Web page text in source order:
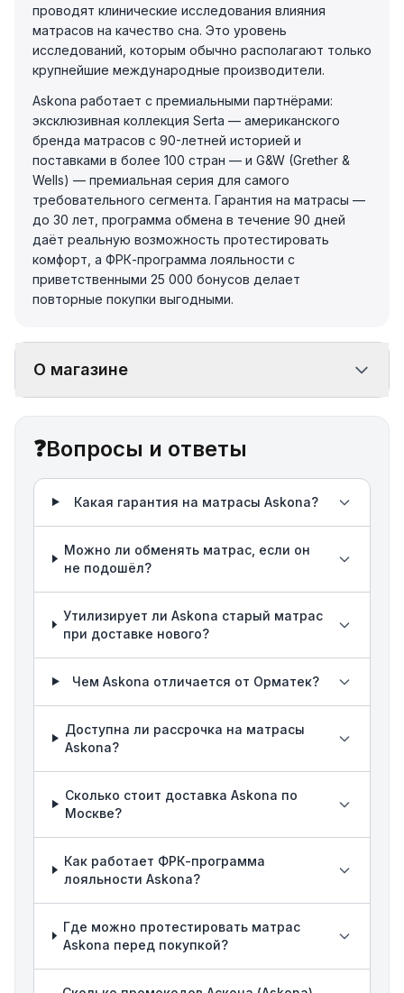
проводят клинические исследования влияния
матрасов на качество сна. Это уровень
исследований, которым обычно располагают только
крупнейшие международные производители.
Askona работает с премиальными партнёрами:
эксклюзивная коллекция Serta — американского
бренда матрасов с 90-летней историей и
поставками в более 100 стран — и G&W (Grether &
Wells) — премиальная серия для самого
требовательного сегмента. Гарантия на матрасы —
до 30 лет, программа обмена в течение 90 дней
даёт реальную возможность протестировать
комфорт, а ФРК-программа лояльности с
приветственными 25 000 бонусов делает
повторные покупки выгодными.
О магазине
❓Вопросы и ответы
Какая гарантия на матрасы Askona?
Можно ли обменять матрас, если он
не подошёл?
Утилизирует ли Askona старый матрас
при доставке нового?
Чем Askona отличается от Орматек?
Доступна ли рассрочка на матрасы
Askona?
Сколько стоит доставка Askona по
Москве?
Как работает ФРК-программа
лояльности Askona?
Где можно протестировать матрас
Askona перед покупкой?